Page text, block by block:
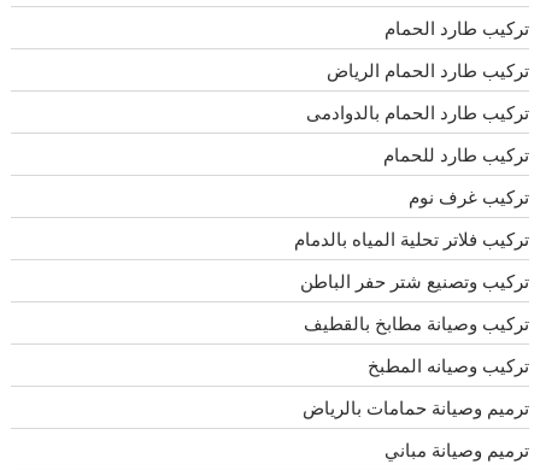
تركيب طارد الحمام
تركيب طارد الحمام الرياض
تركيب طارد الحمام بالدوادمى
تركيب طارد للحمام
تركيب غرف نوم
تركيب فلاتر تحلية المياه بالدمام
تركيب وتصنيع شتر حفر الباطن
تركيب وصيانة مطابخ بالقطيف
تركيب وصيانه المطبخ
ترميم وصيانة حمامات بالرياض
ترميم وصيانة مباني